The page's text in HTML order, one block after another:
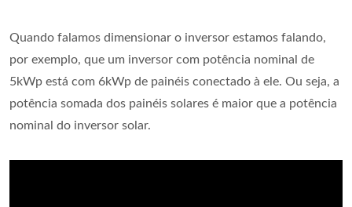
Quando falamos dimensionar o inversor estamos falando,
por exemplo, que um inversor com potência nominal de
5kWp está com 6kWp de painéis conectado à ele. Ou seja, a
potência somada dos painéis solares é maior que a potência
nominal do inversor solar.